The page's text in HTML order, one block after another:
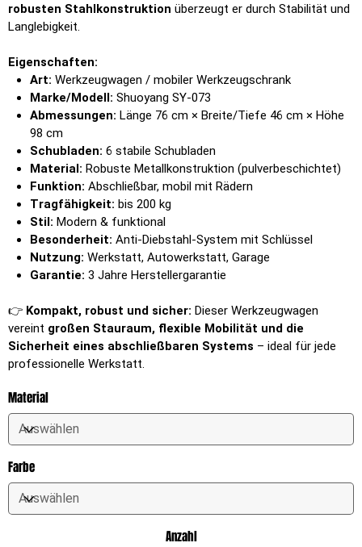
robusten Stahlkonstruktion überzeugt er durch Stabilität und
Langlebigkeit.
Eigenschaften:
Art: Werkzeugwagen / mobiler Werkzeugschrank
Marke/Modell: Shuoyang SY-073
Abmessungen: Länge 76 cm × Breite/Tiefe 46 cm × Höhe
98 cm
Schubladen: 6 stabile Schubladen
Material: Robuste Metallkonstruktion (pulverbeschichtet)
Funktion: Abschließbar, mobil mit Rädern
Tragfähigkeit: bis 200 kg
Stil: Modern & funktional
Besonderheit: Anti-Diebstahl-System mit Schlüssel
Nutzung: Werkstatt, Autowerkstatt, Garage
Garantie: 3 Jahre Herstellergarantie
👉 Kompakt, robust und sicher: Dieser Werkzeugwagen
vereint großen Stauraum, flexible Mobilität und die
Sicherheit eines abschließbaren Systems – ideal für jede
professionelle Werkstatt.
Material
Farbe
Anzahl